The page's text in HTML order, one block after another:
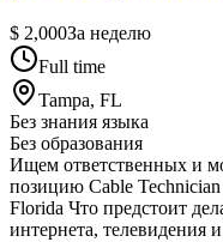
$ 2,000За неделю
Full time
Tampa, FL
Без знания языка
Без образования
Ищем ответственных и
позицию Cable
Florida Что предстоит
интернета, телевидения